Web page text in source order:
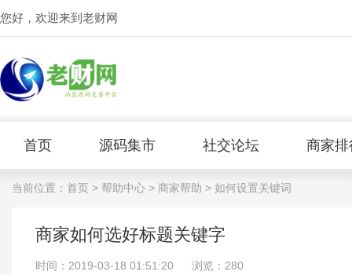
您好，欢迎来到老财网
首页 源码集市 社交论坛 商家排
当前位置： 首页 > 帮助中心 > 商家帮助 > 如何设置关键词
商家如何选好标题关键字
时间：2019-03-18 01:51:20 浏览：280